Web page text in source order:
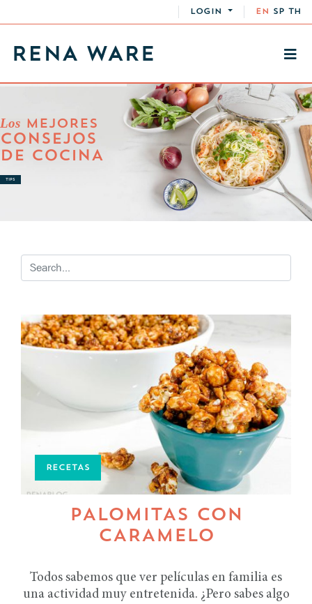
LOGIN EN SP TH
Los MEJORES
CONSEJOS
DE COCINA
TIPS
RECETAS
PALOMITAS CON
CARAMELO
Todos sabemos que ver películas en familia es
una actividad muy entretenida. ¿Pero sabes algo